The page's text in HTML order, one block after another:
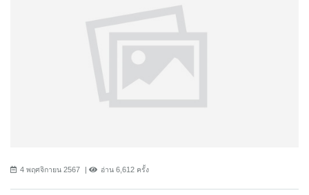
4 พฤศจิกายน 2567 อ่าน 6,612 ครั้ง